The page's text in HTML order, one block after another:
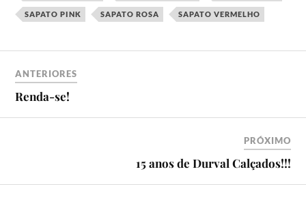
SAPATO PINK SAPATO ROSA SAPATO VERMELHO
ANTERIORES
Renda-se!
PRÓXIMO
15 anos de Durval Calçados!!!